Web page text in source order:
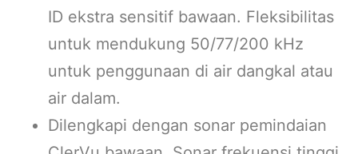
ID ekstra sensitif bawaan. Fleksibilitas
untuk mendukung 50/77/200 kHz
untuk penggunaan di air dangkal atau
air dalam.
Dilengkapi dengan sonar pemindaian